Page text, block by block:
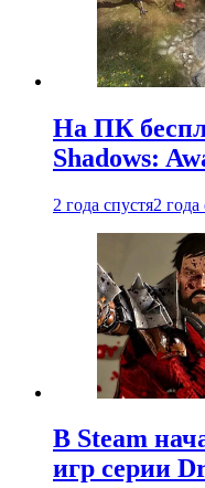
На ПК
Shadows:
2 года спустя2 года
В Steam
игр серии